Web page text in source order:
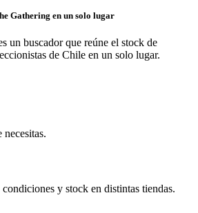
Gathering en un solo lugar
un buscador que reúne el stock de
de Chile en un solo lugar.
y stock en distintas tiendas.